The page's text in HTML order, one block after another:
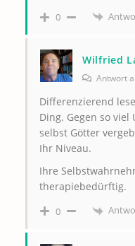
0
Wilfried
Antwort
Differenzierend
Ding. Gegen so
selbst Götter
Ihr Niveau.
Ihre
therapiebedürftig.
0